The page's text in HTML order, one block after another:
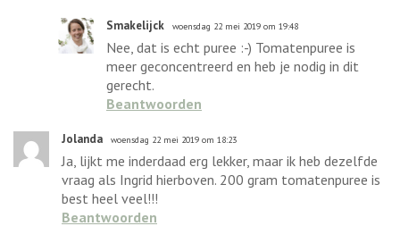
Smakelijck woensdag 22 mei 2019 om 19:48
Nee, dat is echt puree :-) Tomatenpuree is
meer geconcentreerd en heb je nodig in dit
gerecht.
Beantwoorden
Jolanda woensdag 22 mei 2019 om 18:23
Ja, lijkt me inderdaad erg lekker, maar ik heb dezelfde
vraag als Ingrid hierboven. 200 gram tomatenpuree is
best heel veel!!!
Beantwoorden